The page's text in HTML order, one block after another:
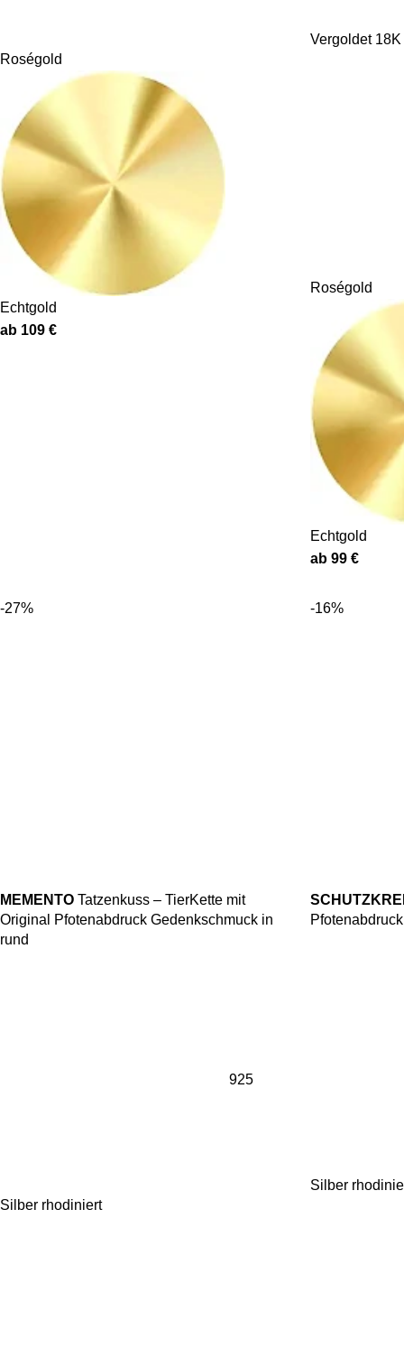
Roségold
Echtgold
ab 109 €
Vergoldet 18K
Roségold
Echtgold
ab 99 €
-27%
MEMENTO Tatzenkuss – TierKette mit
Original Pfotenabdruck Gedenkschmuck in
rund
925
Silber rhodiniert
-16%
Silber